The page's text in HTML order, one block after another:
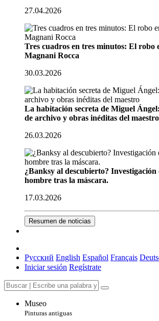
27.04.2026
Tres cuadros en tres minutos: El robo
Magnani Rocca
30.03.2026
La habitación secreta de Miguel
de archivo y obras inéditas del maestro
26.03.2026
¿Banksy al descubierto? Investigación
hombre tras la máscara.
17.03.2026
Resumen de noticias
Русский English Español Français
Iniciar sesión Regístrate
Museo
Pinturas antiguas